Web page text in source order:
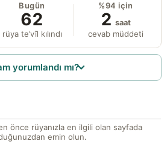
Bugün
62
rüya te’vîl kılındı
%94 için
2 saat
cevab müddeti
yorumlandı mı?
önce rüyanızla en ilgili olan sayfada
emin olun.